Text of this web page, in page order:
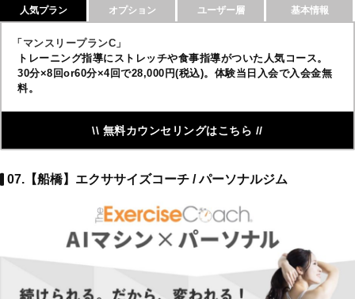
人気プラン オプション ユーザー層 基本情報
「マンスリープランC」
トレーニング指導にストレッチや食事指導がついた人気コース。
30分×8回or60分×4回で28,000円(税込)。体験当日入会で入会金無
料。
\\ 無料カウンセリングはこちら //
07.【船橋】エクササイズコーチ / パーソナルジム